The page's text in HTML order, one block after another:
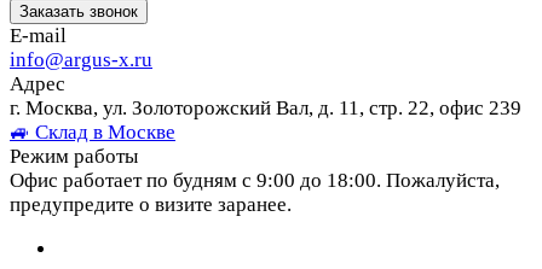
Заказать звонок
E-mail
info@argus-x.ru
Адрес
г. Москва, ул. Золоторожский Вал, д. 11, стр. 22, офис 239
🚙 Склад в Москве
Режим работы
Офис работает по будням с 9:00 до 18:00. Пожалуйста,
предупредите о визите заранее.